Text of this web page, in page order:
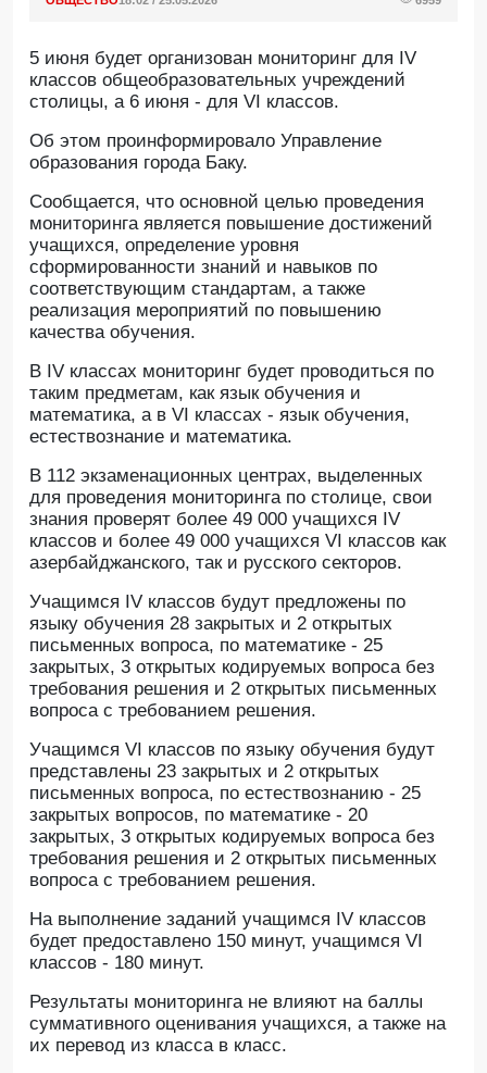
5 июня будет организован мониторинг для IV
классов общеобразовательных учреждений
столицы, а 6 июня - для VI классов.
Oб этом проинформировало Управление
образования города Баку.
Сообщается, что основной целью проведения
мониторинга является повышение достижений
учащихся, определение уровня
сформированности знаний и навыков по
соответствующим стандартам, а также
реализация мероприятий по повышению
качества обучения.
В IV классах мониторинг будет проводиться по
таким предметам, как язык обучения и
математика, а в VI классах - язык обучения,
естествознание и математика.
В 112 экзаменационных центрах, выделенных
для проведения мониторинга по столице, свои
знания проверят более 49 000 учащихся IV
классов и более 49 000 учащихся VI классов как
азербайджанского, так и русского секторов.
Учащимся IV классов будут предложены по
языку обучения 28 закрытых и 2 открытых
письменных вопроса, по математике - 25
закрытых, 3 открытых кодируемых вопроса без
требования решения и 2 открытых письменных
вопроса с требованием решения.
Учащимся VI классов по языку обучения будут
представлены 23 закрытых и 2 открытых
письменных вопроса, по естествознанию - 25
закрытых вопросов, по математике - 20
закрытых, 3 открытых кодируемых вопроса без
требования решения и 2 открытых письменных
вопроса с требованием решения.
На выполнение заданий учащимся IV классов
будет предоставлено 150 минут, учащимся VI
классов - 180 минут.
Результаты мониторинга не влияют на баллы
суммативного оценивания учащихся, а также на
их перевод из класса в класс.